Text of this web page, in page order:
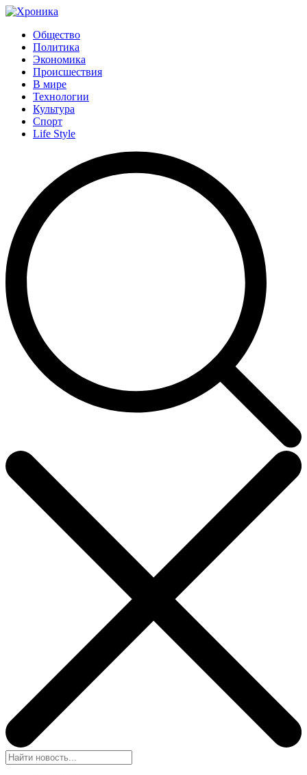
Общество
Политика
Экономика
Происшествия
В мире
Технологии
Культура
Спорт
Life Style